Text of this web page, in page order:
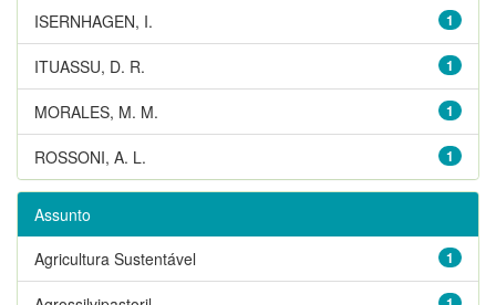
1
ISERNHAGEN, I.
1
ITUASSU, D. R.
1
MORALES, M. M.
1
ROSSONI, A. L.
Assunto
1
Agricultura Sustentável